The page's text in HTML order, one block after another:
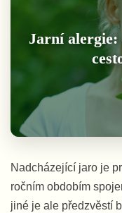
Jarní
Nadcházející jaro je
ročním obdobím
jiné je ale předzvěstí